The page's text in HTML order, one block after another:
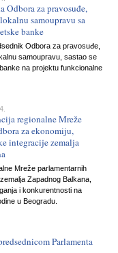
Odbora za pravosuđe,
samoupravu sa
banke
Odbora za pravosuđe,
samoupravu, sastao se
na projektu funkcionalne
regionalne Mreže
za ekonomiju,
integracije zemalja
Mreže parlamentarnih
Zapadnog Balkana,
i konkurentnosti na
u Beogradu.
Parlamenta